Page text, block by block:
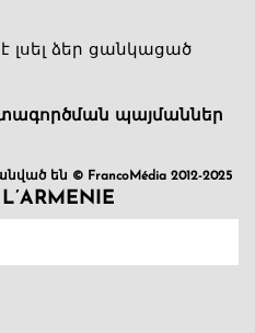
ձեր ցանկացած
պայմաններ
են © FrancoMédia 2012-2025